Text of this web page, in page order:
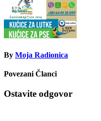
By Moja Radionica
Povezani Članci
Ostavite odgovor